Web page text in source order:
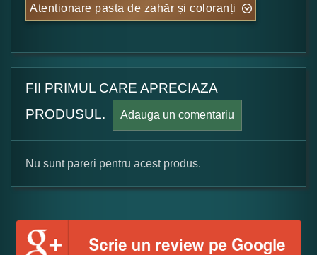
Atentionare pasta de zahăr și coloranți
FII PRIMUL CARE APRECIAZA
PRODUSUL.
Adauga un comentariu
Formular pareri client
Numele dumneavoastra:
Nu sunt pareri pentru acest produs.